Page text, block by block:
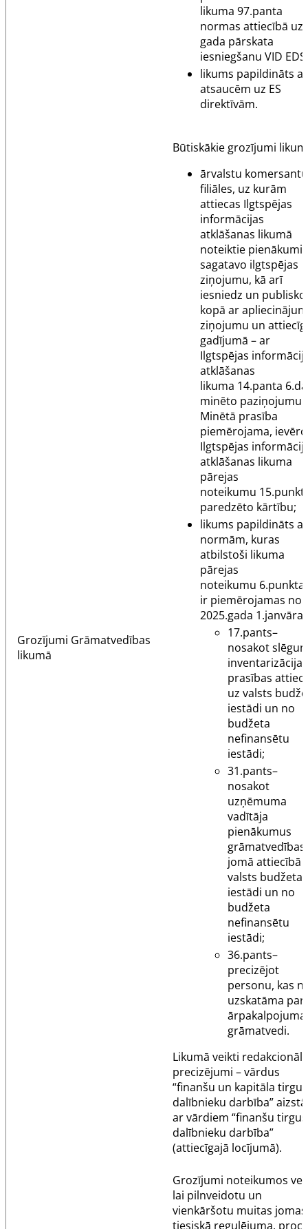
likuma 97.panta
normas attiecībā uz
gada pārskata
iesniegšanu VID EDS;
likums papildināts ar
atsaucēm uz ES
direktīvām.
Grozījumi Grāmatvedības
likumā
Būtiskākie grozījumi
ārvalstu komersantu
filiāles, uz kurām
attiecas Ilgtspējas
informācijas
atklāšanas likumā
noteiktie pienākumi,
sagatavo ilgtspējas
ziņojumu, kā arī
iesniedz un
kopā ar
ziņojumu un
gadījumā – ar
Ilgtspējas
atklāšanas
likuma 14.panta
minēto paziņojumu.
Minētā prasība
piemērojama,
Ilgtspējas
atklāšanas likuma
pārejas
noteikumu
paredzēto kārtību;
likums papildināts ar
normām, kuras
atbilstoši likuma
pārejas
noteikumu
ir piemērojamas no
2025.gada 1.janvāra:
17.pants–
nosakot
inventarizācijas
prasības
uz valsts
iestādi un no
budžeta
nefinansētu
iestādi;
31.pants–
nosakot
uzņēmuma
vadītāja
pienākumus
grāmatvedības
jomā attiecībā
valsts budžeta
iestādi un no
budžeta
nefinansētu
iestādi;
36.pants–
precizējot
personu, kas
uzskatāma par
ārpakalpojuma
grāmatvedi.
Likumā veikti redakcionāli
precizējumi – vārdus
“finanšu un kapitāla tirgus
dalībnieku darbība”
ar vārdiem “finanšu tirgus
dalībnieku darbība”
(attiecīgajā locījumā).
Grozījumi noteikumos
lai pilnveidotu un
vienkāršotu muitas jomas
tiesiskā regulējuma,